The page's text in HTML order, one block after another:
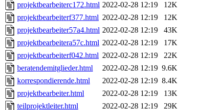
projektbearbeiterc172.html 2022-02-28 12:19
12K
projektbearbeiterf377.html 2022-02-28 12:19
12K
projektbearbeiter57a4.html 2022-02-28 12:19
43K
projektbearbeitera57c.html 2022-02-28 12:19
17K
projektbearbeiterf042.html 2022-02-28 12:19
22K
beratendemitglieder.html
2022-02-28 12:19 9.6K
korrespondierende.html
2022-02-28 12:19 8.4K
projektbearbeiter.html
2022-02-28 12:19
13K
teilprojektleiter.html
2022-02-28 12:19 29K